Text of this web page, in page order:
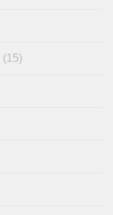
(15)